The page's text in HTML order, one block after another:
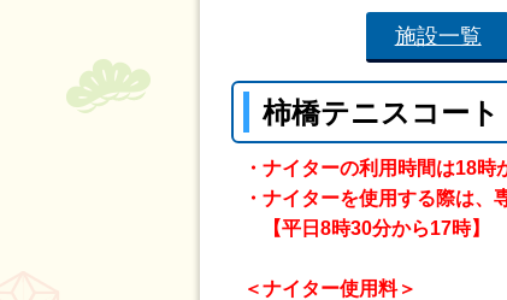
施設一覧
柿橋テニスコー
・ナイターの利用時間は18時
・ナイターを使用する際は、
【平日8時30分から17時】
＜ナイター使用料＞